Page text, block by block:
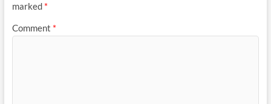
marked *
Comment *